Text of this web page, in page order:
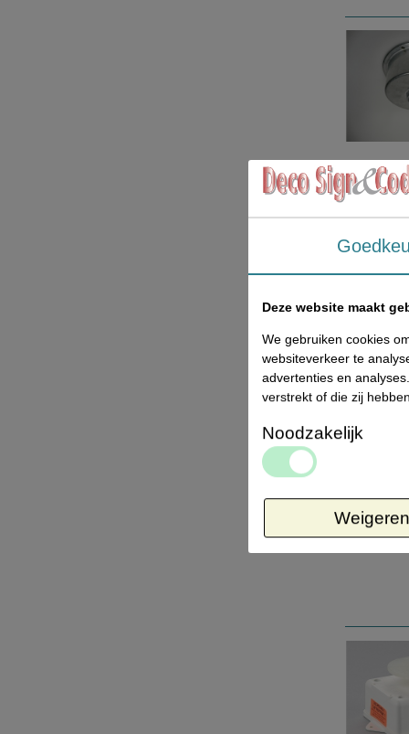
Deze website maakt
We gebruiken cookies
websiteverkeer te
advertenties en
verstrekt of die zij
Noodzakelijk
Weigeren